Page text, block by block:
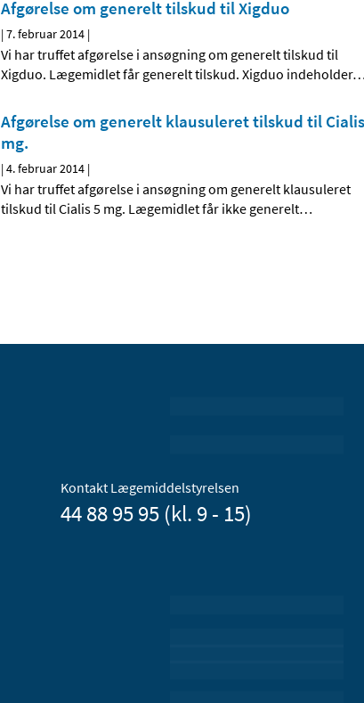
Afgørelse om generelt tilskud til Xigduo
|7. februar 2014 |
Vi har truffet afgørelse i ansøgning om generelt tilskud til
Xigduo. Lægemidlet får generelt tilskud. Xigduo indeholder…
Afgørelse om generelt klausuleret tilskud til
mg.
|4. februar 2014 |
Vi har truffet afgørelse i ansøgning om generelt klausuleret
tilskud til Cialis 5 mg. Lægemidlet får ikke generelt…
Kontakt Lægemiddelstyrelsen
44 88 95 95 (kl. 9 - 15)